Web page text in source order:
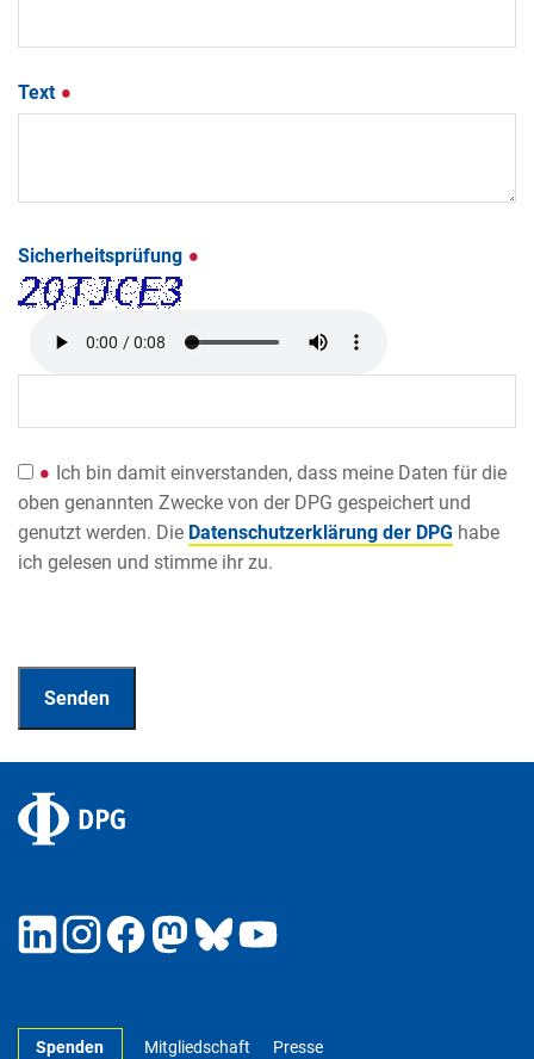
Text
Sicherheitsprüfung
Ich bin damit einverstanden, dass meine Daten für die
oben genannten Zwecke von der DPG gespeichert und
genutzt werden. Die Datenschutzerklärung der DPG habe
ich gelesen und stimme ihr zu.
Spenden Mitgliedschaft Presse